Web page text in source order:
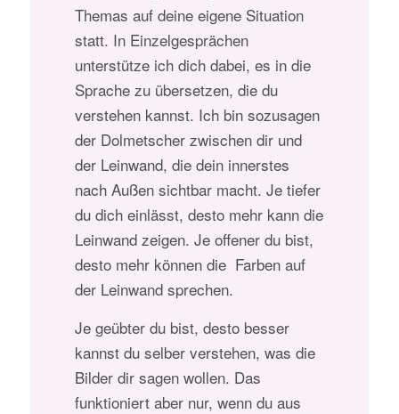
Themas auf deine eigene Situation
statt. In Einzelgesprächen
unterstütze ich dich dabei, es in die
Sprache zu übersetzen, die du
verstehen kannst. Ich bin sozusagen
der Dolmetscher zwischen dir und
der Leinwand, die dein innerstes
nach Außen sichtbar macht. Je tiefer
du dich einlässt, desto mehr kann die
Leinwand zeigen. Je offener du bist,
desto mehr können die Farben auf
der Leinwand sprechen.
Je geübter du bist, desto besser
kannst du selber verstehen, was die
Bilder dir sagen wollen. Das
funktioniert aber nur, wenn du aus